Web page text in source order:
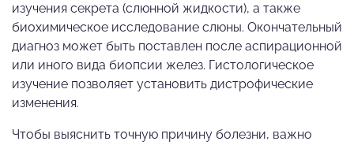
изучения секрета (слюнной жидкости), а также
биохимическое исследование слюны. Окончательный
диагноз может быть поставлен после аспирационной
или иного вида биопсии желез. Гистологическое
изучение позволяет установить дистрофические
изменения.
Чтобы выяснить точную причину болезни, важно